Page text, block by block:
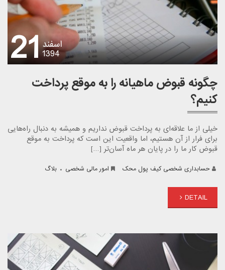
21اسفند
1394
چگونه قبوض ماهیانه را به موقع پرداخت
کنیم؟
خیلی از ما علاقه‌ای به پرداخت قبوض نداریم و همیشه به دنبال راه‌هایی
برای فرار از آن هستیم، اما واقعیت این است که پرداخت به موقع
قبوض کار ما را در پایان هر ماه آسان‌تر […]
حسابداری شخصی کیف پول محک امور مالی شخصی . بلاگ
DETAIL